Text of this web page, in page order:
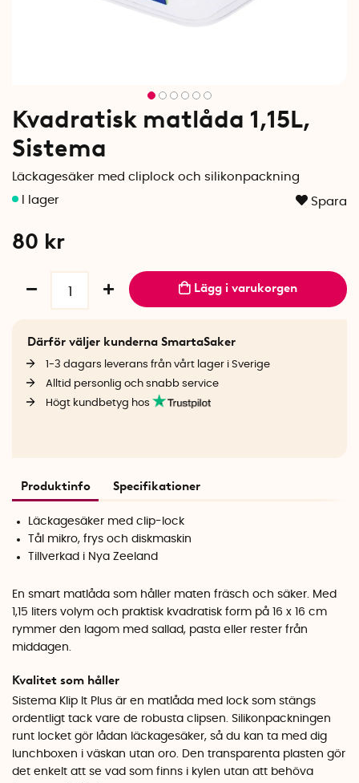
Kvadratisk matlåda 1,15L,
Sistema
Läckagesäker med cliplock och silikonpackning
Spara
80 kr
Lägg i varukorgen
Därför väljer kunderna SmartaSaker
1-3 dagars leverans från vårt lager i Sverige
Alltid personlig och snabb service
Högt kundbetyg hos
Produktinfo Specifikationer
Läckagesäker med clip-lock
Tål mikro, frys och diskmaskin
Tillverkad i Nya Zeeland
En smart matlåda som håller maten fräsch och säker. Med
1,15 liters volym och praktisk kvadratisk form på 16 x 16 cm
rymmer den lagom med sallad, pasta eller rester från
middagen.
Kvalitet som håller
Sistema Klip It Plus är en matlåda med lock som stängs
ordentligt tack vare de robusta clipsen. Silikonpackningen
runt locket gör lådan läckagesäker, så du kan ta med dig
lunchboxen i väskan utan oro. Den transparenta plasten gör
det enkelt att se vad som finns i kylen utan att behöva